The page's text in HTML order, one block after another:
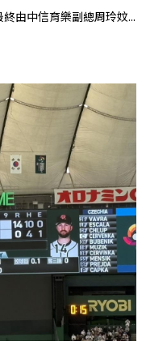
由中信育樂副總周玲妏...